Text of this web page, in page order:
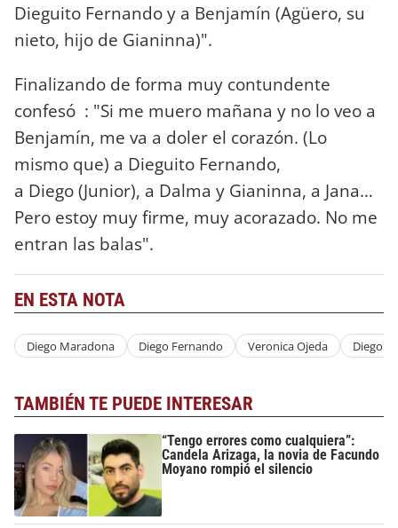
Dieguito Fernando y a Benjamín (Agüero, su
nieto, hijo de Gianinna)".
Finalizando de forma muy contundente
confesó : "Si me muero mañana y no lo veo a
Benjamín, me va a doler el corazón. (Lo
mismo que) a Dieguito Fernando,
a Diego (Junior), a Dalma y Gianinna, a Jana…
Pero estoy muy firme, muy acorazado. No me
entran las balas".
EN ESTA NOTA
Diego Maradona Diego Fernando Veronica Ojeda Diego
TAMBIÉN TE PUEDE INTERESAR
“Tengo errores como cualquiera”:
Candela Arizaga, la novia de Facundo
Moyano rompió el silencio